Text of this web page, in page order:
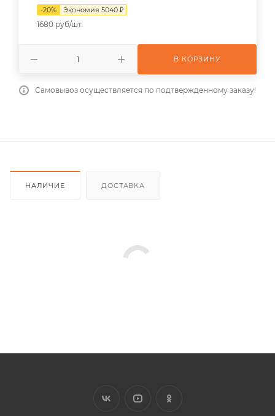
-20% Экономия 5040 ₽
1680 руб/шт.
В КОРЗИНУ
Самовывоз осуществляется по подтвержденному заказу!
НАЛИЧИЕ ДОСТАВКА